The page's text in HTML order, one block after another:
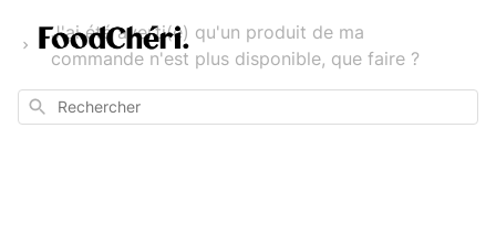
J'ai été averti(e) qu'un produit de ma
commande n'est plus disponible, que faire ?
Rechercher